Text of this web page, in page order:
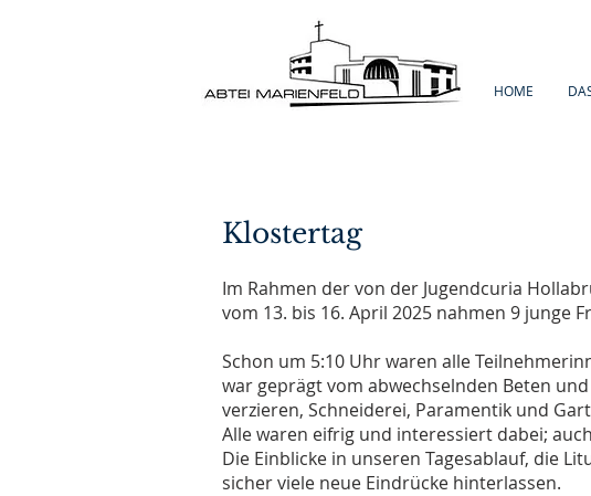
HOME
Klostertag
Im Rahmen der von der Jugendcuria
vom 13. bis 16. April 2025 nahmen 9 junge
Schon um 5:10 Uhr waren alle
war geprägt vom abwechselnden Beten
verzieren, Schneiderei, Paramentik und
Alle waren eifrig und interessiert dabei;
Die Einblicke in unseren Tagesablauf, die
sicher viele neue Eindrücke hinterlassen.